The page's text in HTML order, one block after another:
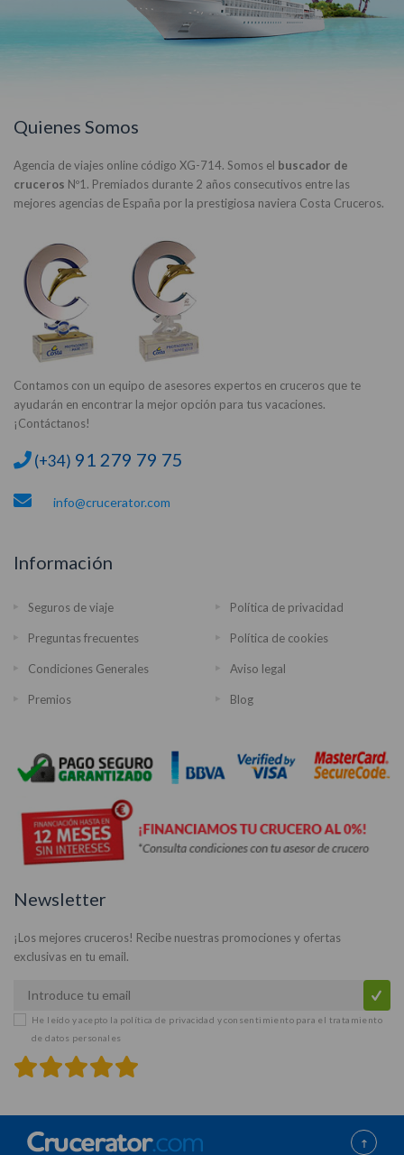
Quienes Somos
Agencia de viajes online código XG-714. Somos el buscador de
cruceros Nº1. Premiados durante 2 años consecutivos entre las
mejores agencias de España por la prestigiosa naviera Costa Cruceros.
Contamos con un equipo de asesores expertos en cruceros que te
ayudarán en encontrar la mejor opción para tus vacaciones.
¡Contáctanos!
(+34) 91 279 79 75
info@crucerator.com
Información
Seguros de viaje Política de privacidad
Preguntas frecuentes Política de cookies
Condiciones Generales Aviso legal
Premios Blog
Newsletter
¡Los mejores cruceros! Recibe nuestras promociones y ofertas
exclusivas en tu email.
He leído y acepto la política de privacidad y consentimiento para el tratamiento
de datos personales